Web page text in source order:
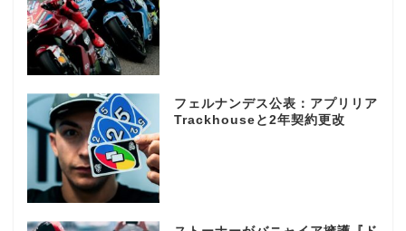
フェルナンデス公表：アプリリア
Trackhouseと2年契約更改